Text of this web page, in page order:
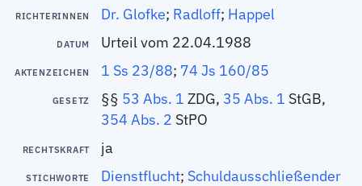
RICHTERINNEN Dr. Glofke; Radloff; Happel
DATUM Urteil vom 22.04.1988
AKTENZEICHEN 1 Ss 23/88; 74 Js 160/85
GESETZ §§ 53 Abs. 1 ZDG, 35 Abs. 1 StGB,
354 Abs. 2 StPO
RECHTSKRAFT ja
STICHWORTE Dienstflucht; Schuldausschließender